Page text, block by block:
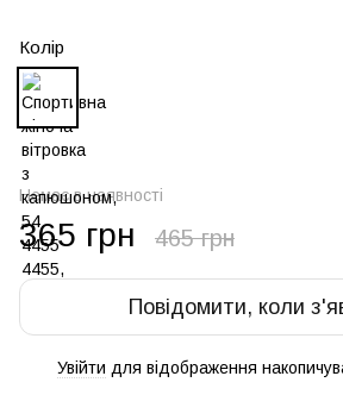
Колір
Немає в наявності
365 грн 465 грн
Повідомити, коли
Увійти для відображення